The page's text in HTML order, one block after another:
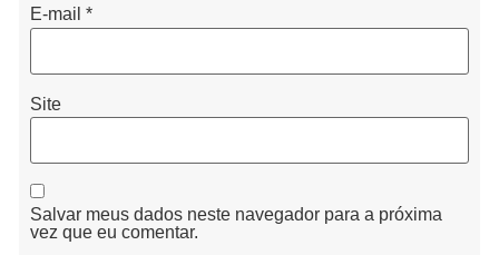
E-mail *
Site
Salvar meus dados neste navegador para a próxima
vez que eu comentar.